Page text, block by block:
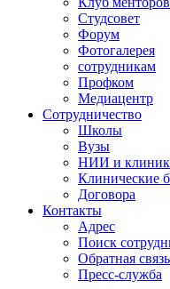
Студсовет
Форум
Фотогалерея
сотрудникам
Профком
Медиацентр
Сотрудничество
Школы
Вузы
НИИ и
Клинические
Договора
Контакты
Адрес
Поиск
Обратная связь
Пресс-служба